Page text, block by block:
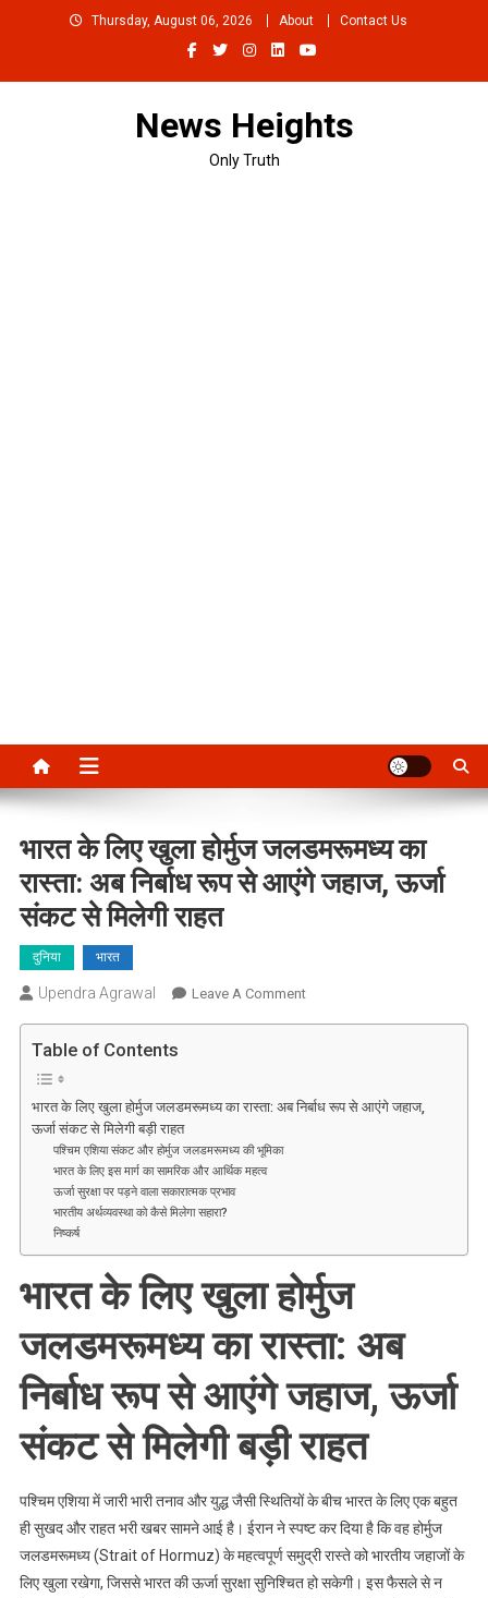
Thursday, August 06, 2026 About Contact Us
News Heights
Only Truth
भारत के लिए खुला होर्मुज जलडमरूमध्य का
रास्ता: अब निर्बाध रूप से आएंगे जहाज, ऊर्जा
संकट से मिलेगी राहत
दुनिया भारत
Upendra Agrawal Leave A CommentOn
रूप
से
आएंगे
जहाज,
संकट
मिलेगी
Table of Contents
भारत के लिए खुला होर्मुज जलडमरूमध्य का रास्ता: अब निर्बाध रूप से आएंगे जहाज,
ऊर्जा संकट से मिलेगी बड़ी राहत
पश्चिम एशिया संकट और होर्मुज जलडमरूमध्य की भूमिका
भारत के लिए इस मार्ग का सामरिक और आर्थिक महत्व
ऊर्जा सुरक्षा पर पड़ने वाला सकारात्मक प्रभाव
भारतीय अर्थव्यवस्था को कैसे मिलेगा सहारा?
निष्कर्ष
भारत के लिए खुला होर्मुज
जलडमरूमध्य का रास्ता: अब
निर्बाध रूप से आएंगे जहाज, ऊर्जा
संकट से मिलेगी बड़ी राहत
पश्चिम एशिया में जारी भारी तनाव और युद्ध जैसी स्थितियों के बीच भारत के लिए एक बहुत
ही सुखद और राहत भरी खबर सामने आई है। ईरान ने स्पष्ट कर दिया है कि वह होर्मुज
जलडमरूमध्य (Strait of Hormuz) के महत्वपूर्ण समुद्री रास्ते को भारतीय जहाजों के
लिए खुला रखेगा, जिससे भारत की ऊर्जा सुरक्षा सुनिश्चित हो सकेगी। इस फैसले से न